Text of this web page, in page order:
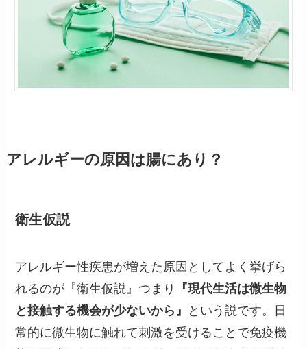
アレルギーの原因は腸にあり？
衛生仮説
アレルギー性疾患が増えた原因としてよく挙げら
れるのが『衛生仮説』つまり
『現代生活は微生物
と接触する機会が少ないから』
という説です。日
常的に微生物に触れて刺激を受けることで免疫機